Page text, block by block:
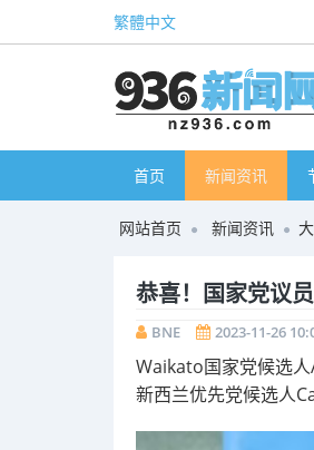
繁體中文
首页 新闻资讯
网站首页 新闻资讯
恭喜！国家党议
BNE 2023-11-26
Waikato国家党候选
新西兰优先党候选人